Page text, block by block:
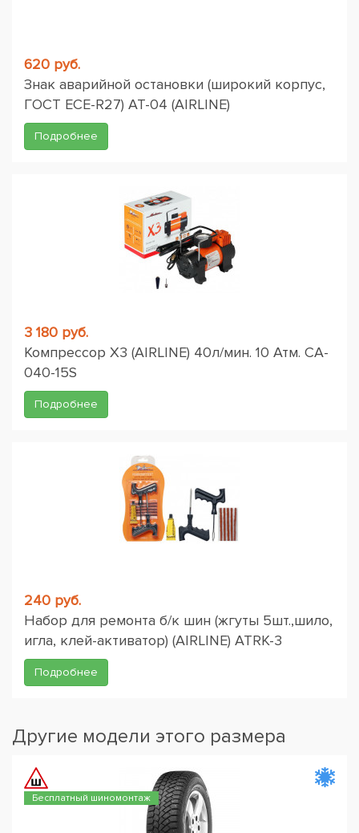
620 руб.
Знак аварийной остановки (широкий корпус,
ГОСТ ЕСЕ-R27) AT-04 (AIRLINE)
Подробнее
3 180 руб.
Компрессор X3 (AIRLINE) 40л/мин. 10 Атм. CA-
040-15S
Подробнее
240 руб.
Набор для ремонта б/к шин (жгуты 5шт.,шило,
игла, клей-активатор) (AIRLINE) ATRK-3
Подробнее
Другие модели этого размера
Бесплатный шиномонтаж